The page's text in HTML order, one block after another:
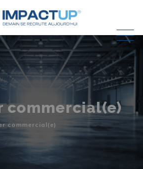
commercial(e)
commercial(e)